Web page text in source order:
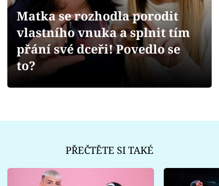
Videa
Sledujte prima+
Matka se rozhodla porodit
vlastního vnuka a splnit tím
přání své dceři! Povedlo se
to?
PŘEČTĚTE SI TAKÉ